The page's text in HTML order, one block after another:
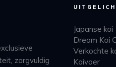
zorgvuldig
Japanse koi
Dream Koi
Verkochte
Koivoer